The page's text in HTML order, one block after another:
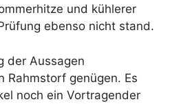
und kühlerer
ebenso nicht stand.
der Aussagen
Rahmstorf genügen. Es
noch ein Vortragender